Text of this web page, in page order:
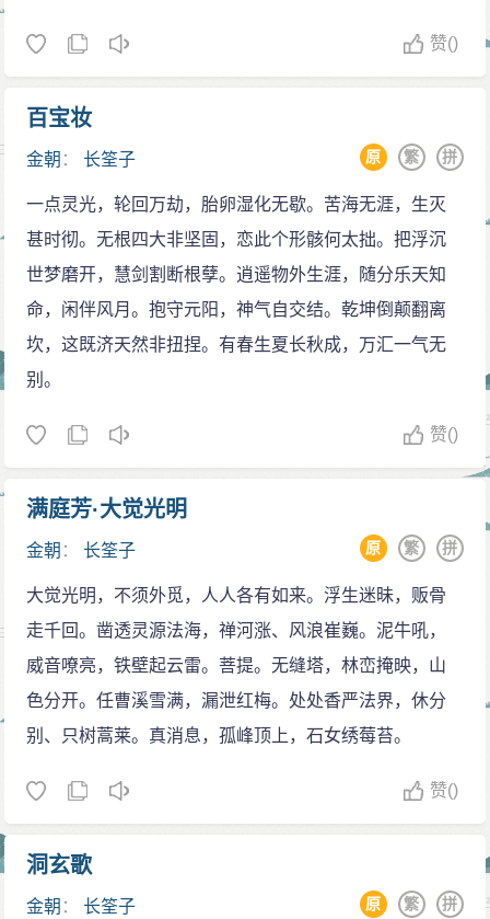
赞()
百宝妆
金朝 ：长筌子 拼
繁
原
一点灵光，轮回万劫，胎卵湿化无歇。苦海无涯，生灭
甚时彻。无根四大非坚固，恋此个形骸何太拙。把浮沉
世梦磨开，慧剑割断根孽。逍遥物外生涯，随分乐天知
命，闲伴风月。抱守元阳，神气自交结。乾坤倒颠翻离
坎，这既济天然非扭捏。有春生夏长秋成，万汇一气无
别。
赞()
满庭芳·大觉光明
金朝 ：长筌子 拼
繁
原
大觉光明，不须外觅，人人各有如来。浮生迷昧，贩骨
走千回。凿透灵源法海，禅河涨、风浪崔巍。泥牛吼，
威音嘹亮，铁壁起云雷。菩提。无缝塔，林峦掩映，山
色分开。任曹溪雪满，漏泄红梅。处处香严法界，休分
别、只树蒿莱。真消息，孤峰顶上，石女绣莓苔。
赞()
洞玄歌
金朝 ：长筌子 拼
繁
原